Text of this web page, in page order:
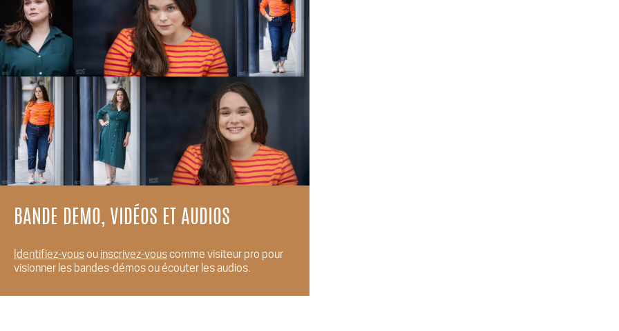
BANDE DEMO, VIDÉOS ET AUDIOS
Identifiez-vousou inscrivez-vouscomme visiteur pro pour
visionner les bandes-démos ou écouter les audios.